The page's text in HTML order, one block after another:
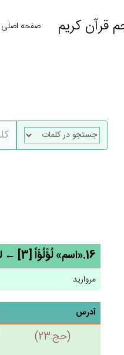
قرآن کریم صفحه اصلی
16.«اسم» لُؤْلُؤَاً [3] ← لؤلؤ
مروارید
آدرس
(حج:23)